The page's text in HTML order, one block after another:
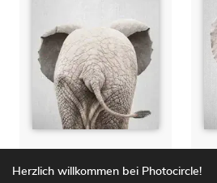
Baby Elephant Tail
Herzlich willkommen bei Photocircle!